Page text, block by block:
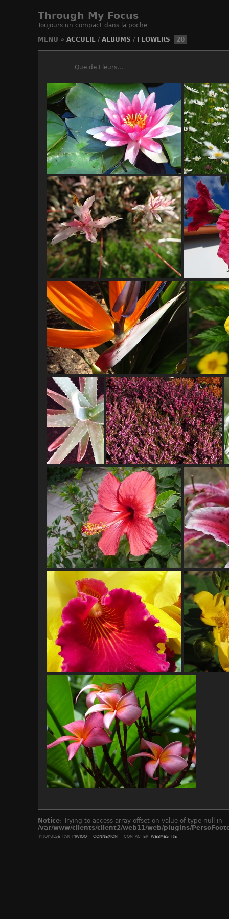
Through My Focus
Toujours un compact dans la poche
MENU » ACCUEIL/ ALBUMS / FLOWERS 20
Que de Fleurs...
Notice: Trying to access array offset on value of type null in
/var/www/clients/client2/web11/web/plugins/
propulsé par piwigo- connexion- contacter webmestre